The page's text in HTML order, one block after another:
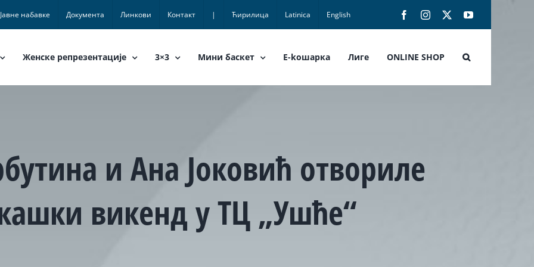
Јавне набавке Документа Линкови Контакт | Ћирилица Latinica English FacebookInstagram YouTube
Женске репрезентације 3×3 Мини баскет E-koшарка Лиге ONLINE SHOP
и Ана Јоковић отвориле
викенд у ТЦ „Ушће“